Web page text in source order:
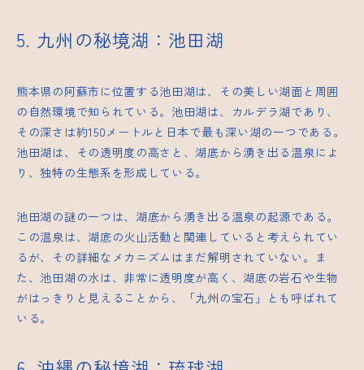
5. 九州の秘境湖：池田湖
熊本県の阿蘇市に位置する池田湖は、その美しい湖面と周囲
の自然環境で知られている。池田湖は、カルデラ湖であり、
その深さは約150メートルと日本で最も深い湖の一つである。
池田湖は、その透明度の高さと、湖底から湧き出る温泉によ
り、独特の生態系を形成している。
池田湖の謎の一つは、湖底から湧き出る温泉の起源である。
この温泉は、湖底の火山活動と関連していると考えられてい
るが、その詳細なメカニズムはまだ解明されていない。ま
た、池田湖の水は、非常に透明度が高く、湖底の岩石や生物
がはっきりと見えることから、「九州の宝石」とも呼ばれて
いる。